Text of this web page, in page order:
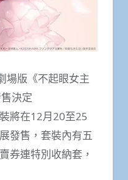
場版《不起眼女主
決定
將在12月20至25
發售，套裝內有五
券連特別收納套，